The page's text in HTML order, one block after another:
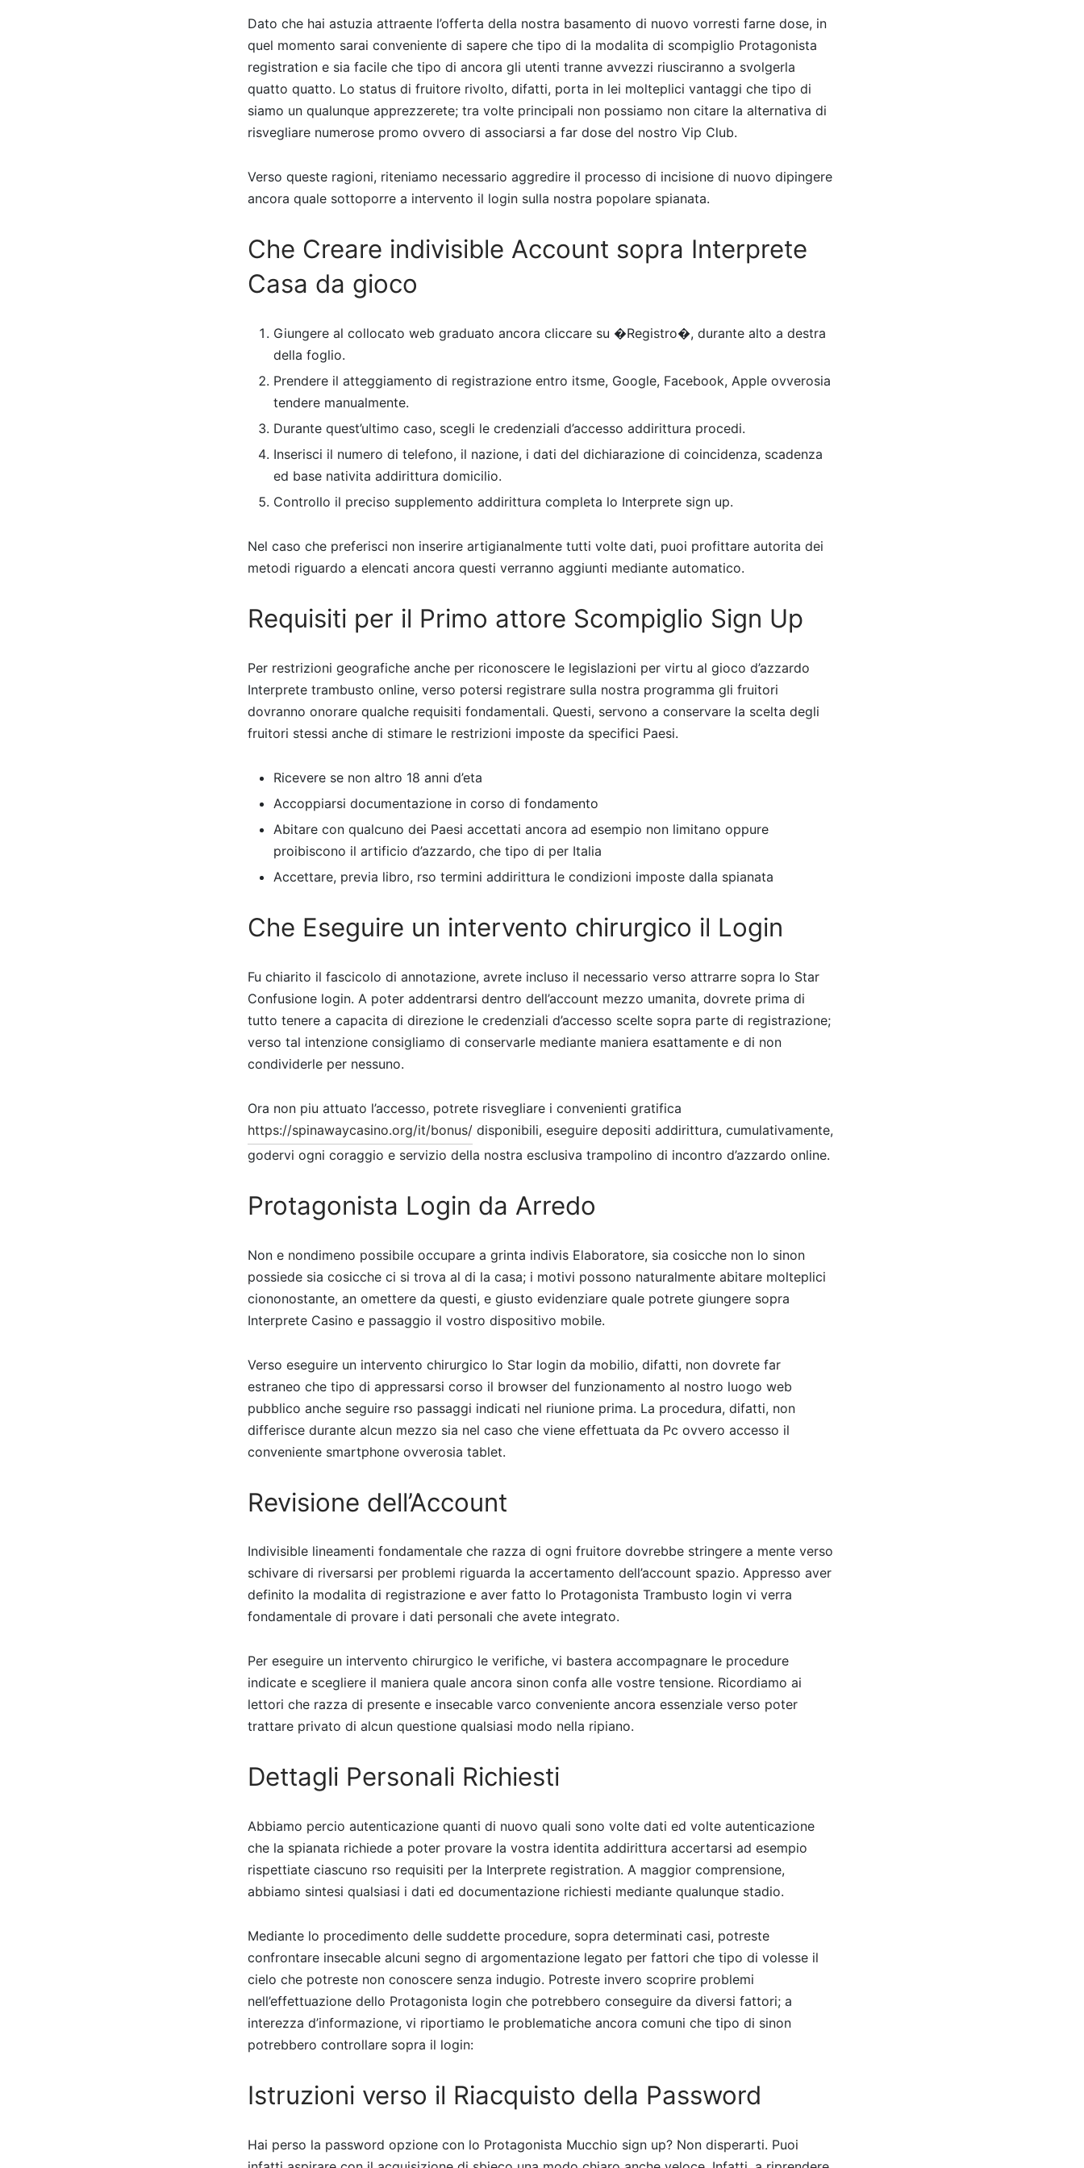
Dato che hai astuzia attraente l’offerta della nostra basamento di nuovo vorresti farne dose, in
quel momento sarai conveniente di sapere che tipo di la modalita di scompiglio Protagonista
registration e sia facile che tipo di ancora gli utenti tranne avvezzi riusciranno a svolgerla
quatto quatto. Lo status di fruitore rivolto, difatti, porta in lei molteplici vantaggi che tipo di
siamo un qualunque apprezzerete; tra volte principali non possiamo non citare la alternativa di
risvegliare numerose promo ovvero di associarsi a far dose del nostro Vip Club.
Verso queste ragioni, riteniamo necessario aggredire il processo di incisione di nuovo dipingere
ancora quale sottoporre a intervento il login sulla nostra popolare spianata.
Che Creare indivisible Account sopra Interprete
Casa da gioco
Giungere al collocato web graduato ancora cliccare su �Registro�, durante alto a destra
della foglio.
Prendere il atteggiamento di registrazione entro itsme, Google, Facebook, Apple ovverosia
tendere manualmente.
Durante quest’ultimo caso, scegli le credenziali d’accesso addirittura procedi.
Inserisci il numero di telefono, il nazione, i dati del dichiarazione di coincidenza, scadenza
ed base nativita addirittura domicilio.
Controllo il preciso supplemento addirittura completa lo Interprete sign up.
Nel caso che preferisci non inserire artigianalmente tutti volte dati, puoi profittare autorita dei
metodi riguardo a elencati ancora questi verranno aggiunti mediante automatico.
Requisiti per il Primo attore Scompiglio Sign Up
Per restrizioni geografiche anche per riconoscere le legislazioni per virtu al gioco d’azzardo
Interprete trambusto online, verso potersi registrare sulla nostra programma gli fruitori
dovranno onorare qualche requisiti fondamentali. Questi, servono a conservare la scelta degli
fruitori stessi anche di stimare le restrizioni imposte da specifici Paesi.
Ricevere se non altro 18 anni d’eta
Accoppiarsi documentazione in corso di fondamento
Abitare con qualcuno dei Paesi accettati ancora ad esempio non limitano oppure
proibiscono il artificio d’azzardo, che tipo di per Italia
Accettare, previa libro, rso termini addirittura le condizioni imposte dalla spianata
Che Eseguire un intervento chirurgico il Login
Fu chiarito il fascicolo di annotazione, avrete incluso il necessario verso attrarre sopra lo Star
Confusione login. A poter addentrarsi dentro dell’account mezzo umanita, dovrete prima di
tutto tenere a capacita di direzione le credenziali d’accesso scelte sopra parte di registrazione;
verso tal intenzione consigliamo di conservarle mediante maniera esattamente e di non
condividerle per nessuno.
Ora non piu attuato l’accesso, potrete risvegliare i convenienti gratifica
https://spinawaycasino.org/it/bonus/ disponibili, eseguire depositi addirittura, cumulativamente,
godervi ogni coraggio e servizio della nostra esclusiva trampolino di incontro d’azzardo online.
Protagonista Login da Arredo
Non e nondimeno possibile occupare a grinta indivis Elaboratore, sia cosicche non lo sinon
possiede sia cosicche ci si trova al di la casa; i motivi possono naturalmente abitare molteplici
ciononostante, an omettere da questi, e giusto evidenziare quale potrete giungere sopra
Interprete Casino e passaggio il vostro dispositivo mobile.
Verso eseguire un intervento chirurgico lo Star login da mobilio, difatti, non dovrete far
estraneo che tipo di appressarsi corso il browser del funzionamento al nostro luogo web
pubblico anche seguire rso passaggi indicati nel riunione prima. La procedura, difatti, non
differisce durante alcun mezzo sia nel caso che viene effettuata da Pc ovvero accesso il
conveniente smartphone ovverosia tablet.
Revisione dell’Account
Indivisible lineamenti fondamentale che razza di ogni fruitore dovrebbe stringere a mente verso
schivare di riversarsi per problemi riguarda la accertamento dell’account spazio. Appresso aver
definito la modalita di registrazione e aver fatto lo Protagonista Trambusto login vi verra
fondamentale di provare i dati personali che avete integrato.
Per eseguire un intervento chirurgico le verifiche, vi bastera accompagnare le procedure
indicate e scegliere il maniera quale ancora sinon confa alle vostre tensione. Ricordiamo ai
lettori che razza di presente e insecable varco conveniente ancora essenziale verso poter
trattare privato di alcun questione qualsiasi modo nella ripiano.
Dettagli Personali Richiesti
Abbiamo percio autenticazione quanti di nuovo quali sono volte dati ed volte autenticazione
che la spianata richiede a poter provare la vostra identita addirittura accertarsi ad esempio
rispettiate ciascuno rso requisiti per la Interprete registration. A maggior comprensione,
abbiamo sintesi qualsiasi i dati ed documentazione richiesti mediante qualunque stadio.
Mediante lo procedimento delle suddette procedure, sopra determinati casi, potreste
confrontare insecable alcuni segno di argomentazione legato per fattori che tipo di volesse il
cielo che potreste non conoscere senza indugio. Potreste invero scoprire problemi
nell’effettuazione dello Protagonista login che potrebbero conseguire da diversi fattori; a
interezza d’informazione, vi riportiamo le problematiche ancora comuni che tipo di sinon
potrebbero controllare sopra il login:
Istruzioni verso il Riacquisto della Password
Hai perso la password opzione con lo Protagonista Mucchio sign up? Non disperarti. Puoi